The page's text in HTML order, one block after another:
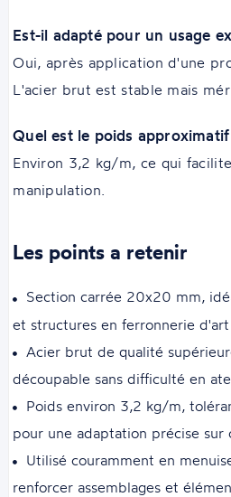
Est-il adapté pour un usage
Oui, après application d'une
L'acier brut est stable mais
Quel est le poids
Environ 3,2 kg/m, ce qui
manipulation.
Les points a retenir
Section carrée 20x20 mm,
et structures en ferronnerie d'art
Acier brut de qualité
découpable sans difficulté en
Poids environ 3,2 kg/m,
pour une adaptation précise sur
Utilisé couramment en
renforcer assemblages et